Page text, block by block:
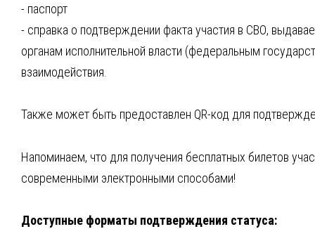
- паспорт
- справка о подтверждении факта участия в СВО,
органам исполнительной власти (федеральным
взаимодействия.
Также может быть предоставлен QR-код для
Напоминаем, что для получения бесплатных билетов
современными электронными способами!
Доступные форматы подтверждения статуса: